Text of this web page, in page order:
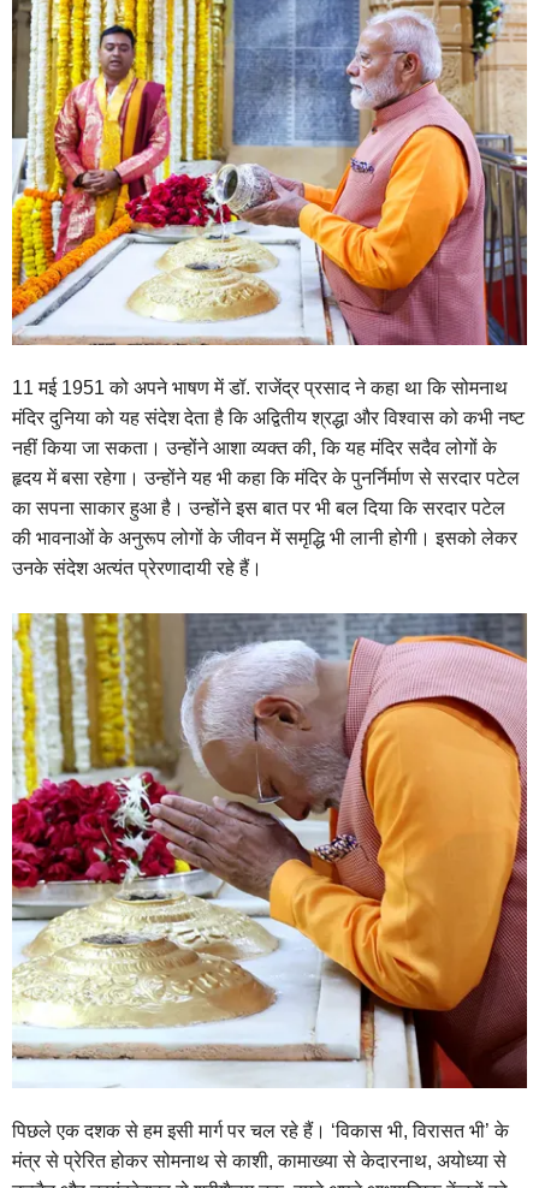
11 मई 1951 को अपने भाषण में डॉ. राजेंद्र प्रसाद ने कहा था कि सोमनाथ
मंदिर दुनिया को यह संदेश देता है कि अद्वितीय श्रद्धा और विश्वास को कभी नष्ट
नहीं किया जा सकता। उन्होंने आशा व्यक्त की, कि यह मंदिर सदैव लोगों के
हृदय में बसा रहेगा। उन्होंने यह भी कहा कि मंदिर के पुनर्निर्माण से सरदार पटेल
का सपना साकार हुआ है। उन्होंने इस बात पर भी बल दिया कि सरदार पटेल
की भावनाओं के अनुरूप लोगों के जीवन में समृद्धि भी लानी होगी। इसको लेकर
उनके संदेश अत्यंत प्रेरणादायी रहे हैं।
पिछले एक दशक से हम इसी मार्ग पर चल रहे हैं। ‘विकास भी, विरासत भी’ के
मंत्र से प्रेरित होकर सोमनाथ से काशी, कामाख्या से केदारनाथ, अयोध्या से